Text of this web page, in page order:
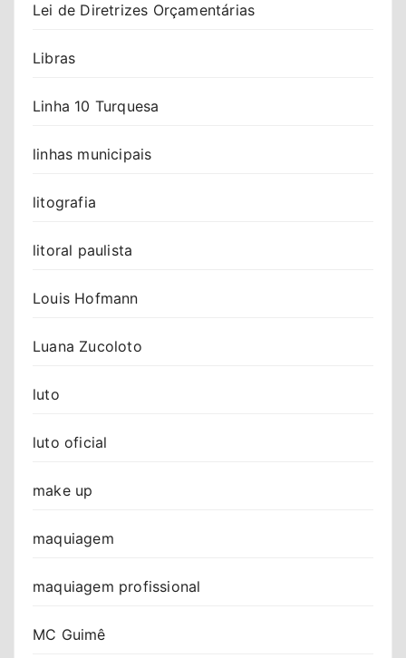
Lei de Diretrizes Orçamentárias
Libras
Linha 10 Turquesa
linhas municipais
litografia
litoral paulista
Louis Hofmann
Luana Zucoloto
luto
luto oficial
make up
maquiagem
maquiagem profissional
MC Guimê